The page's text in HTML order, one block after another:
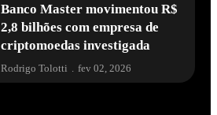
Banco Master movimentou R$
2,8 bilhões com empresa de
criptomoedas investigada
Rodrigo Tolotti fev 02, 2026